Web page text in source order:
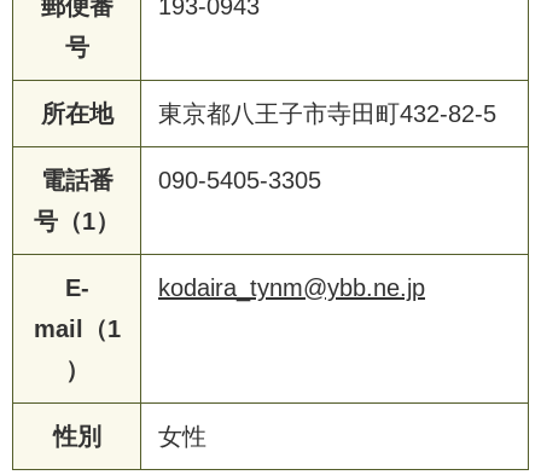
郵便番
号
193-0943
所在地 東京都八王子市寺田町432-82-5
電話番
号（1）
090-5405-3305
E-
mail（1
）
kodaira_tynm@ybb.ne.jp
性別 女性